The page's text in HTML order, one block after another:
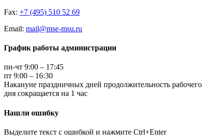
Fax: +7 (495) 510 52 69
Email: mail@mse-msu.ru
График работы администрации
пн-чт 9:00 – 17:45
пт 9:00 – 16:30
Накануне праздничных дней продолжительность рабочего
дня сокращается на 1 час
Нашли ошибку
Выделите текст с ошибкой и нажмите Ctrl+Enter